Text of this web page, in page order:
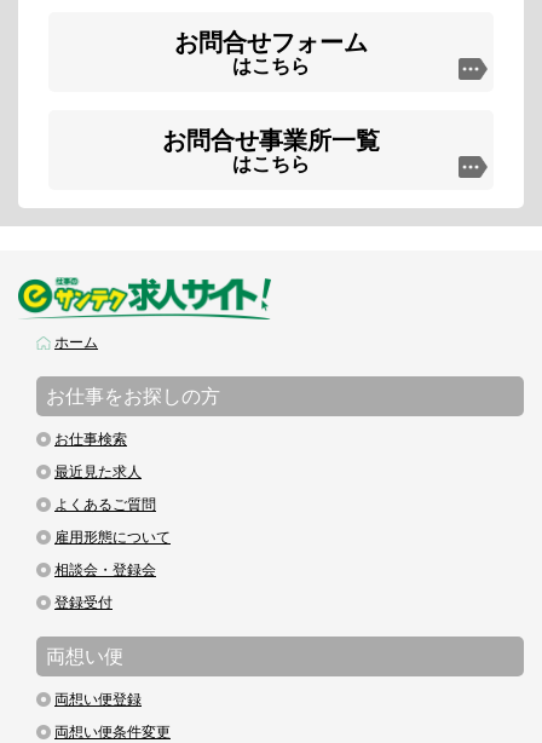
お問合せフォーム
はこちら
お問合せ事業所一覧
はこちら
ホーム
お仕事をお探しの方
お仕事検索
最近見た求人
よくあるご質問
雇用形態について
相談会・登録会
登録受付
両想い便
両想い便登録
両想い便条件変更